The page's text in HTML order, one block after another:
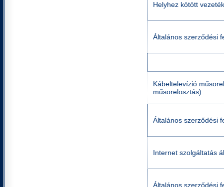
Helyhez kötött
Általános szerződési
Kábeltelevízió
műsorelosztás)
Általános szerződési
Internet szolgáltatás
Általános szerződési